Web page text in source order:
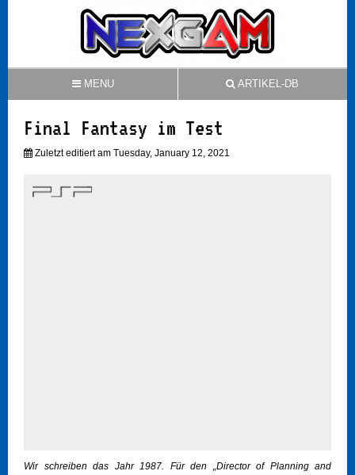
MENU ARTIKEL-DB
Final Fantasy im Test
Zuletzt editiert am Tuesday, January 12, 2021
Wir schreiben das Jahr 1987. Für den „Director of Planning and